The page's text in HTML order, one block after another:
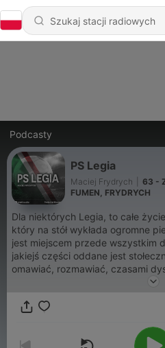
Podcasty
PS Legia
Maciej Frydrych
63 -
FUMEN, FRYDRYCH
Dla niektórych Legia, to całe
który na stół wykłada ogromne
jest miejscem przede wszystkim
jakiejś części oddane jest
omawiać, rozmawiać, czasami
wokół warszawskiego zespołu.
analiz, opinii czy wspomnień.
blisko, a wrogów jeszcze bliżej".